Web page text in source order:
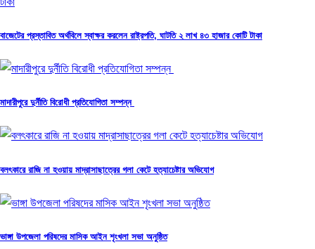
বাজেটের প্রস্তাবিত অর্থবিলে স্বাক্ষর করলেন রাষ্ট্রপতি, ঘাটতি ২ লাখ ৪৩ হাজার কোটি টাকা
মাদারীপুরে দুর্নীতি বিরোধী প্রতিযোগিতা সম্পন্ন
বলৎকারে রাজি না হওয়ায় মাদ্রাসাছাত্রের গলা কেটে হত্যাচেষ্টার অভিযোগ
ভাঙ্গা উপজেলা পরিষদের মাসিক আইন শৃংখলা সভা অনুষ্ঠিত